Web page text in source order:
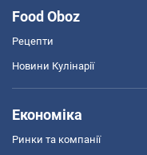
Food Oboz
Рецепти
Новини Кулінарії
Економіка
Ринки та компанії